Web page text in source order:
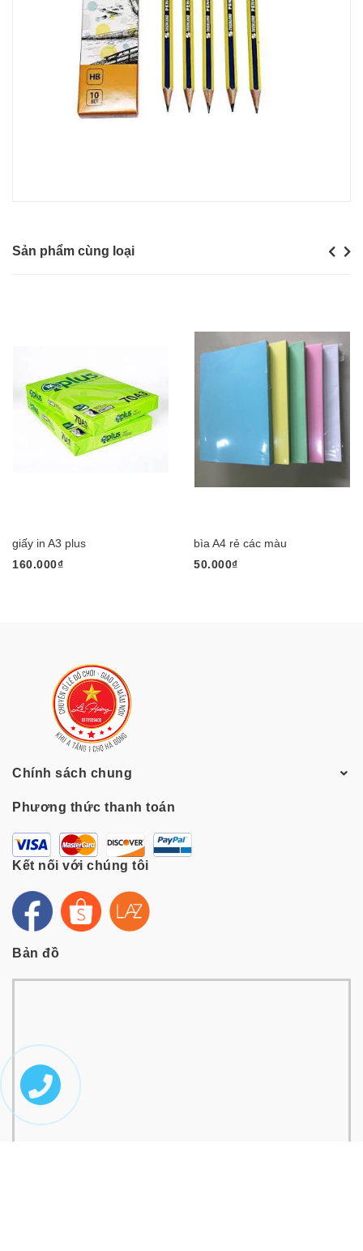
Sản phẩm cùng loại Previous
giấy in A3 plus
160.000₫
bìa A4 rẻ các màu
50.000₫
Next
Chính sách chung
Phương thức thanh toán
Kết nối với chúng tôi
Bản đồ